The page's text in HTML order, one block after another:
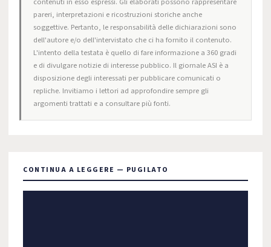
pareri, interpretazioni e ricostruzioni storiche anche
soggettive. Pertanto, le responsabilità delle dichiarazioni sono
dell'autore e/o dell'intervistato che ci ha fornito il contenuto.
L'intento della testata è quello di fare informazione a 360 gradi
e di divulgare notizie di interesse pubblico. Il giornale ASI è a
disposizione degli interessati per pubblicare comunicati o
repliche. Invitiamo i lettori ad approfondire sempre gli
argomenti trattati e a consultare più fonti.
CONTINUA A LEGGERE — PUGILATO